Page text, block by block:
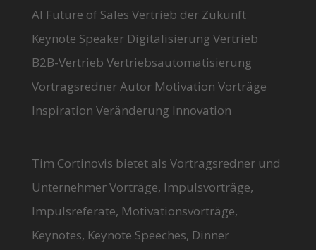
AI Future of Sales Vertrieb der Zukunft
Keynote Speaker Digitalisierung Vertrieb
B2B-Vertrieb Vertriebsautomatisierung
Vortragsredner Autor Motivation Vorträge
Inspiration Veränderung Innovation
Tim Cortinovis bietet als Vortragsredner und
Unternehmer Vorträge, Impulsvorträge,
Impulsreferate, Motivationsvorträge,
Keynotes, Keynote Speeches, Dinner